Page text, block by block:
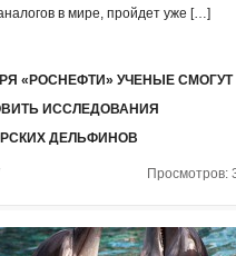
в мире, пройдет уже […]
«РОСНЕФТИ» УЧЕНЫЕ СМОГУТ
ИССЛЕДОВАНИЯ
ДЕЛЬФИНОВ
Просмотров: